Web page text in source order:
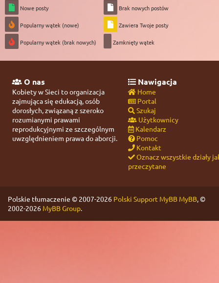
Nowe posty
Popularny wątek (nowe)
Popularny wątek (brak nowych)
Brak nowych postów
Zawiera Twoje posty
Zamknięty wątek
O nas
Kobiety w Sieci to organizacja
zajmująca się edukacją, osób
dorosłych, związaną z szeroko
rozumianymi prawami
reprodukcyjnymi ze szczególnym
uwzględnieniem prawa do aborcji.
Nawigacja
Home
Portal
Szukaj
Użytkownicy
Kalendarz
Pomoc
Kontakt
Oznacz wszystkie działy
przeczytane
Polskie tłumaczenie © 2007-2026 Polski Support MyBB MyBB, ©
2002-2026 MyBB Group.